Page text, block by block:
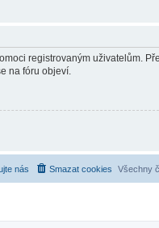
registrovaným uživatelům.
na fóru objeví.
Všechny
Smazat cookies
nás